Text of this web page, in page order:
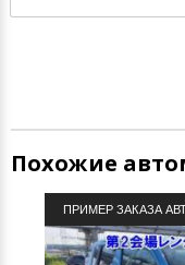
Похожие
ПРИМЕР ЗАКАЗА